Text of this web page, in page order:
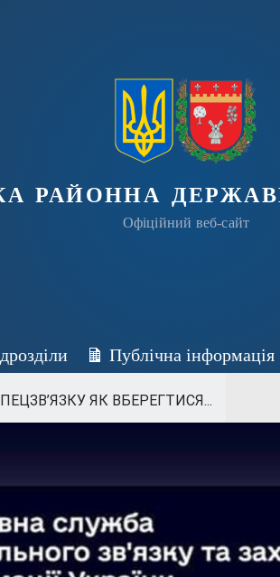
районна
Офіційний веб-сайт
Публічна інформація
ЯК ВБЕРЕГТИСЯ...